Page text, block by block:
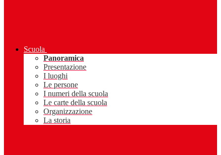
Scuola
Panoramica
Presentazione
I luoghi
Le persone
I numeri della scuola
Le carte della scuola
Organizzazione
La storia